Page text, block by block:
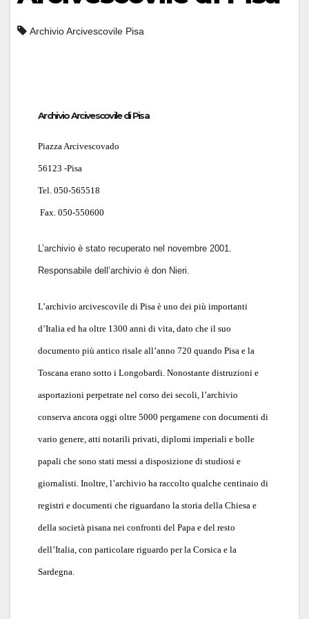
Archivio Arcivescovile Pisa
Archivio Arcivescovile di Pisa
Piazza Arcivescovado
56123 -Pisa
Tel. 050-565518
Fax. 050-550600
L’archivio è stato recuperato nel novembre 2001.
Responsabile dell’archivio è don Nieri.
L’archivio arcivescovile di Pisa è uno dei più importanti
d’Italia ed ha oltre 1300 anni di vita, dato che il suo
documento più antico risale all’anno 720 quando Pisa e la
Toscana erano sotto i Longobardi. Nonostante distruzioni e
asportazioni perpetrate nel corso dei secoli, l’archivio
conserva ancora oggi oltre 5000 pergamene con documenti di
vario genere, atti notarili privati, diplomi imperiali e bolle
papali che sono stati messi a disposizione di studiosi e
giornalisti. Inoltre, l’archivio ha raccolto qualche centinaio di
registri e documenti che riguardano la storia della Chiesa e
della società pisana nei confronti del Papa e del resto
dell’Italia, con particolare riguardo per la Corsica e la
Sardegna.